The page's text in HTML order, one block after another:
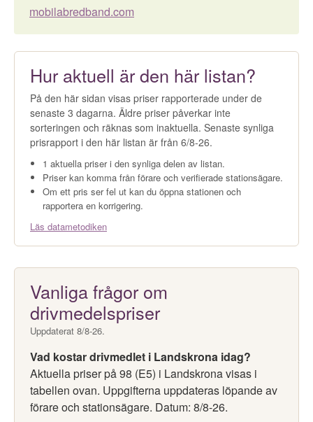
mobilabredband.com
Hur aktuell är den här listan?
På den här sidan visas priser rapporterade under de
senaste 3 dagarna. Äldre priser påverkar inte
sorteringen och räknas som inaktuella. Senaste synliga
prisrapport i den här listan är från 6/8-26.
1 aktuella priser i den synliga delen av listan.
Priser kan komma från förare och verifierade stationsägare.
Om ett pris ser fel ut kan du öppna stationen och
rapportera en korrigering.
Läs datametodiken
Vanliga frågor om
drivmedelspriser
Uppdaterat 8/8-26.
Vad kostar drivmedlet i Landskrona idag?
Aktuella priser på 98 (E5) i Landskrona visas i
tabellen ovan. Uppgifterna uppdateras löpande av
förare och stationsägare. Datum: 8/8-26.